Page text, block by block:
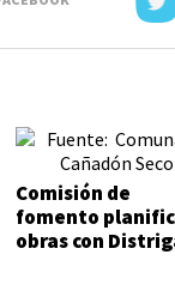
Comisión de
fomento
obras con